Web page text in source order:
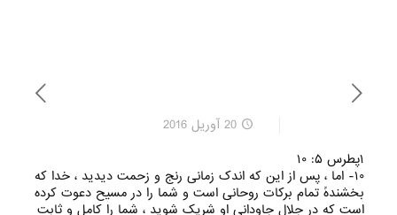
20 آوریل 2016
۱پطرس ۵: ۱۰
۱۰- اما ، پس از این که اندک زمانی رنج و زحمت دیدید ، خدا که
بخشندهً تمام برکات روحانی است و شما را در مسیح دعوت کرده
است که در جلال جاودانی او شریک شوید ، شما را کامل و ثابت